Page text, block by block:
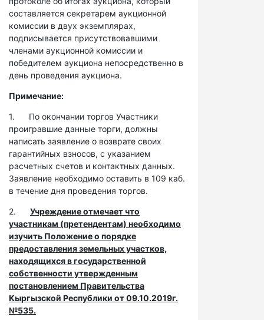
составляется секретарем аукционной
комиссии в двух экземплярах,
подписывается присутствовавшими
членами аукционной комиссии и
победителем аукциона непосредственно в
день проведения аукциона.
Примечание:
1. По окончании торгов Участники
проигравшие данные торги, должны
написать заявление о возврате своих
гарантийных взносов, с указанием
расчетных счетов и контактных данных.
Заявление необходимо оставить в 109 каб.
в течение дня проведения торгов.
2. Учреждение отмечает что
участникам (претендентам) необходимо
изучить Положение о порядке
предоставления земельных участков,
находящихся в государственной
собственности утвержденным
постановлением Правительства
Кыргызской Республики от 09.10.2019г.
№535.